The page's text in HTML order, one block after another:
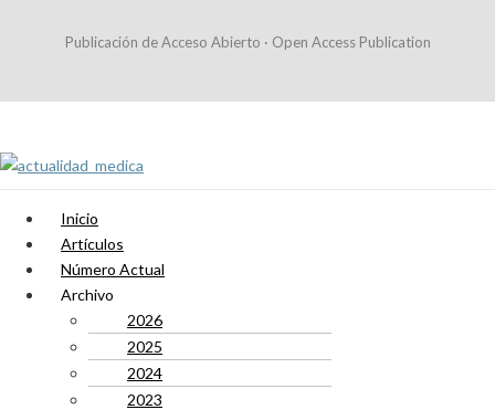
Publicación de Acceso Abierto · Open Access Publication
Inicio
Artículos
Número Actual
Archivo
2026
2025
2024
2023